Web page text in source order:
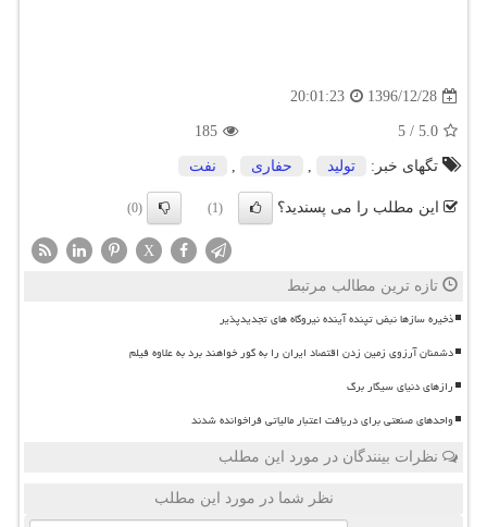
1396/12/28
20:01:23
5.0
/
5
185
تگهای خبر: تولید , حفاری , نفت
این مطلب را می پسندید؟ (1)
(0)
X
تازه ترین مطالب مرتبط
ذخیره سازها نبض تپنده آینده نیروگاه های تجدیدپذیر
دشمنان آرزوی زمین زدن اقتصاد ایران را به گور خواهند برد به علاوه فیلم
رازهای دنیای سیگار برگ
واحدهای صنعتی برای دریافت اعتبار مالیاتی فراخوانده شدند
نظرات بینندگان در مورد این مطلب
نظر شما در مورد این مطلب